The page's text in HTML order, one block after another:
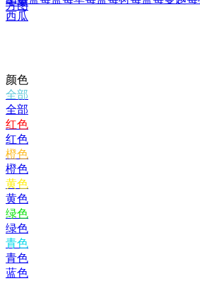
西瓜
方图
颜色
全部
全部
红色
红色
橙色
橙色
黄色
黄色
绿色
绿色
青色
青色
蓝色